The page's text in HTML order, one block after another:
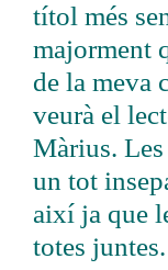
títol més
majorment
de la meva
veurà el
Màrius.
un tot
així ja que
totes juntes.